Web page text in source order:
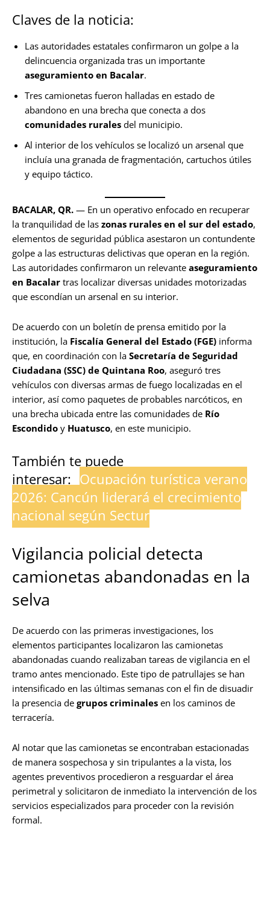
Claves de la noticia:
Las autoridades estatales confirmaron un golpe a la
delincuencia organizada tras un importante
aseguramiento en Bacalar.
Tres camionetas fueron halladas en estado de
abandono en una brecha que conecta a dos
comunidades rurales del municipio.
Al interior de los vehículos se localizó un arsenal que
incluía una granada de fragmentación, cartuchos útiles
y equipo táctico.
BACALAR, QR. — En un operativo enfocado en recuperar
la tranquilidad de las zonas rurales en el sur del estado,
elementos de seguridad pública asestaron un contundente
golpe a las estructuras delictivas que operan en la región.
Las autoridades confirmaron un relevante aseguramiento
en Bacalar tras localizar diversas unidades motorizadas
que escondían un arsenal en su interior.
De acuerdo con un boletín de prensa emitido por la
institución, la Fiscalía General del Estado (FGE) informa
que, en coordinación con la Secretaría de Seguridad
Ciudadana (SSC) de Quintana Roo, aseguró tres
vehículos con diversas armas de fuego localizadas en el
interior, así como paquetes de probables narcóticos, en
una brecha ubicada entre las comunidades de Río
Escondido y Huatusco, en este municipio.
También te puede
interesar: Ocupación turística verano
2026: Cancún liderará el crecimiento
nacional según Sectur
Vigilancia policial detecta
camionetas abandonadas en la
selva
De acuerdo con las primeras investigaciones, los
elementos participantes localizaron las camionetas
abandonadas cuando realizaban tareas de vigilancia en el
tramo antes mencionado. Este tipo de patrullajes se han
intensificado en las últimas semanas con el fin de disuadir
la presencia de grupos criminales en los caminos de
terracería.
Al notar que las camionetas se encontraban estacionadas
de manera sospechosa y sin tripulantes a la vista, los
agentes preventivos procedieron a resguardar el área
perimetral y solicitaron de inmediato la intervención de los
servicios especializados para proceder con la revisión
formal.